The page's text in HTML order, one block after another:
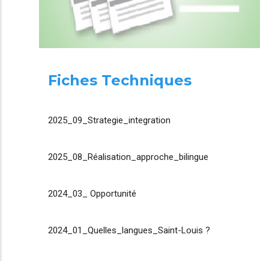
Fiches Techniques
2025_09_Strategie_integration
2025_08_Réalisation_approche_bilingue
2024_03_ Opportunité
2024_01_Quelles_langues_Saint-Louis ?